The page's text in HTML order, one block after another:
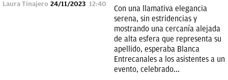
Laura Tinajero 24/11/2023 12:40
Con una llamativa elegancia
serena, sin estridencias y
mostrando una cercanía alejada
de alta esfera que representa su
apellido, esperaba Blanca
Entrecanales a los asistentes a un
evento, celebrado...